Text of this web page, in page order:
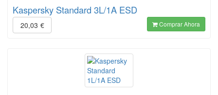
Kaspersky Standard 3L/1A ESD
20,03 € Comprar Ahora